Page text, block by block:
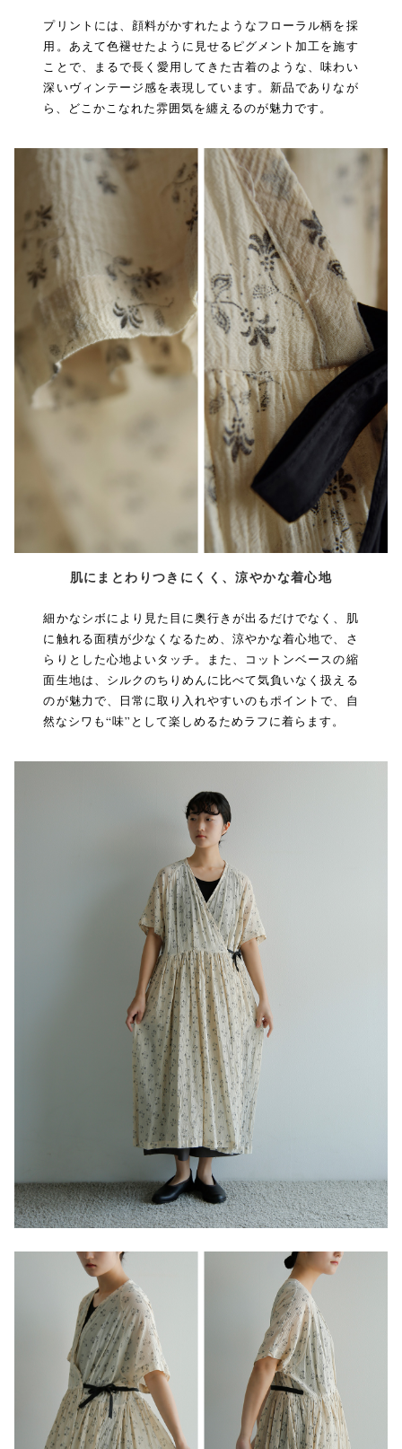
プリントには、顔料がかすれたようなフローラル柄を採
用。あえて色褪せたように見せるピグメント加工を施す
ことで、まるで長く愛用してきた古着のような、味わい
深いヴィンテージ感を表現しています。新品でありなが
ら、どこかこなれた雰囲気を纏えるのが魅力です。
肌にまとわりつきにくく、涼やかな着心地
細かなシボにより見た目に奥行きが出るだけでなく、肌
に触れる面積が少なくなるため、涼やかな着心地で、さ
らりとした心地よいタッチ。また、コットンベースの縮
面生地は、シルクのちりめんに比べて気負いなく扱える
のが魅力で、日常に取り入れやすいのもポイントで、自
然なシワも“味”として楽しめるためラフに着らます。